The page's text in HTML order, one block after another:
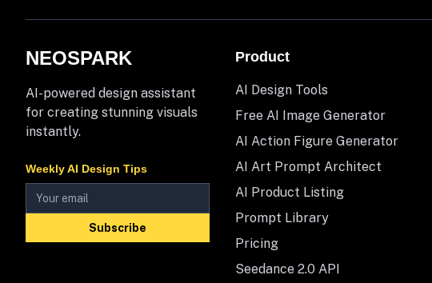
NEOSPARK
AI-powered design assistant
for creating stunning visuals
instantly.
Weekly AI Design Tips
Subscribe
Product
AI Design Tools
Free AI Image Generator
AI Action Figure Generator
AI Art Prompt Architect
AI Product Listing
Prompt Library
Pricing
Seedance 2.0 API